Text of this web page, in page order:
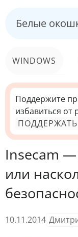
Белые
WINDOWS
КОМПЬЮТЕР
Поддержите
избавиться от
Insecam —
или
10.11.2014